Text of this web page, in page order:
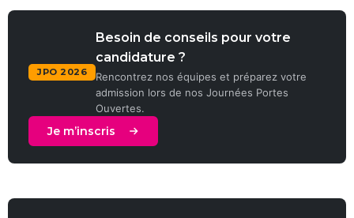
JPO 2026
Besoin de conseils pour votre
candidature ?
Rencontrez nos équipes et préparez votre
admission lors de nos Journées Portes
Ouvertes.
Je m’inscris